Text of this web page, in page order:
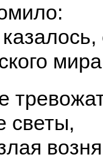
светы,
возня